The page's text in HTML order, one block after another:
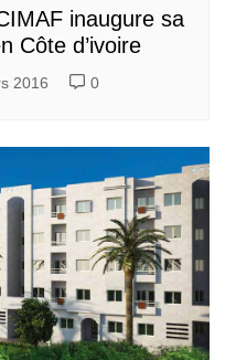
inaugure sa
Côte d’ivoire
2016 0